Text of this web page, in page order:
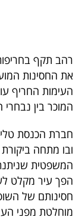
TOP-
5
המילון
הכלכלי
פודקאסט
40
UNDER
רהב תקף
את החסינות
העימות החריף
המוכר בין
חברת הכנסת טלי
ובו מתחה
המשפטית
הפך עיר מקלט
חסינותם של
מוחלטת מפני